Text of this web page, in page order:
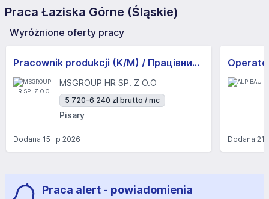
Praca Łaziska Górne (Śląskie)
Wyróżnione oferty pracy
Pracownik produkcji (K/M) / Працівники продукції Huber-Suhner (K/M)
MSGROUP HR SP. Z O.O
5 720-6 240 zł brutto / mc
Pisary
Dodana 15 lip 2026 Dodana21
Praca alert - powiadomienia